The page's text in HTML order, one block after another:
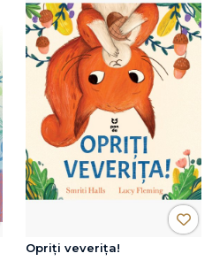
Opriți veverița!